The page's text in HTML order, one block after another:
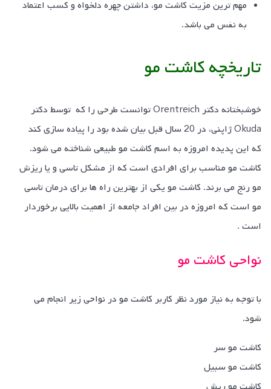
مهم ترین مزیت کاشت مو، داشتن چهره دلخواه و کسب اعتماد
به نفس می باشد.
تاریخچه کاشت مو
خوشبختانه دکتر Orentreich توانست طرحی را که توسط دکتر
Okuda ژاپنی، در 20 سال قبل بیان شده بود را پیاده سازی کند
که این پدیده امروزه به اسم کاشت مو طبیعی شناخته می شود.
کاشت مو مناسب برای افرادی است که از مشکل تاسی و یا ریزش
مو رنج می برند. کاشت مو یکی از بهترین راه ها برای درمان تاسی
مو است که امروزه در بین افراد جامعه از اهمیت بالایی برخوردار
است .
نواحی کاشت مو
با توجه به نیاز مورد نظر کاربر کاشت مو در نواحی زیر انجام می
شود.
کاشت مو سر
کاشت مو سبیل